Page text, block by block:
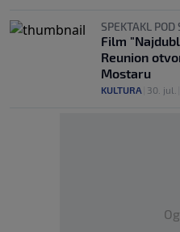
SPEKTAKL
Film
Reunion
Mostaru
KULTURA 30. jul.